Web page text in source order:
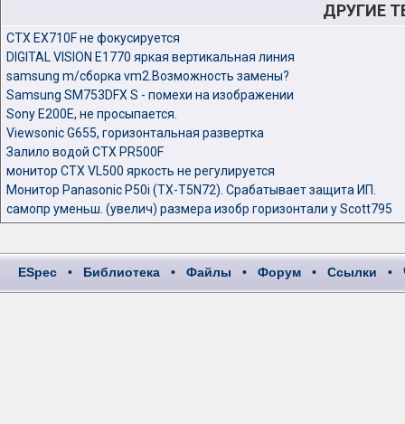
ДРУГИЕ
CTX EX710F не фокусируется
DIGITAL VISION E1770 яркая вертикальная линия
samsung m/сборка vm2.Возможность замены?
Samsung SM753DFX S - помехи на изображении
Sony E200E, не просыпается.
Viewsonic G655, горизонтальная развертка
Залило водой CTX PR500F
монитор CTX VL500 яркость не регулируется
Монитор Panasonic P50i (TX-T5N72). Срабатывает защита ИП.
самопр уменьш. (увелич) размера изобр горизонтали у Scott795
ESpec • Библиотека • Файлы • Форум • Ссылки •